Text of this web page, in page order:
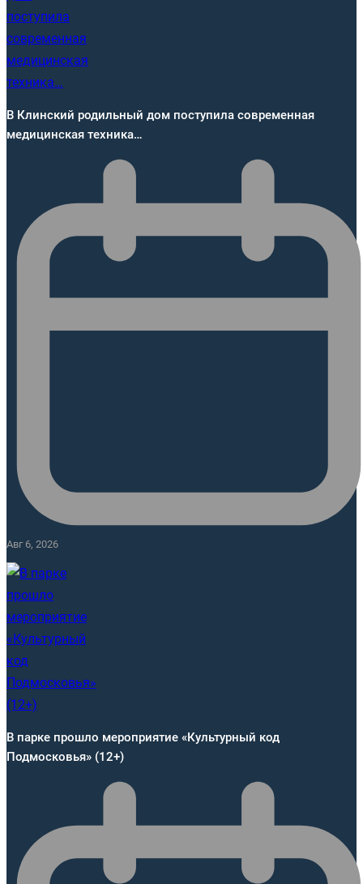
В Клинский родильный дом поступила современная
медицинская техника…
Авг 6, 2026
В парке прошло мероприятие «Культурный код
Подмосковья» (12+)